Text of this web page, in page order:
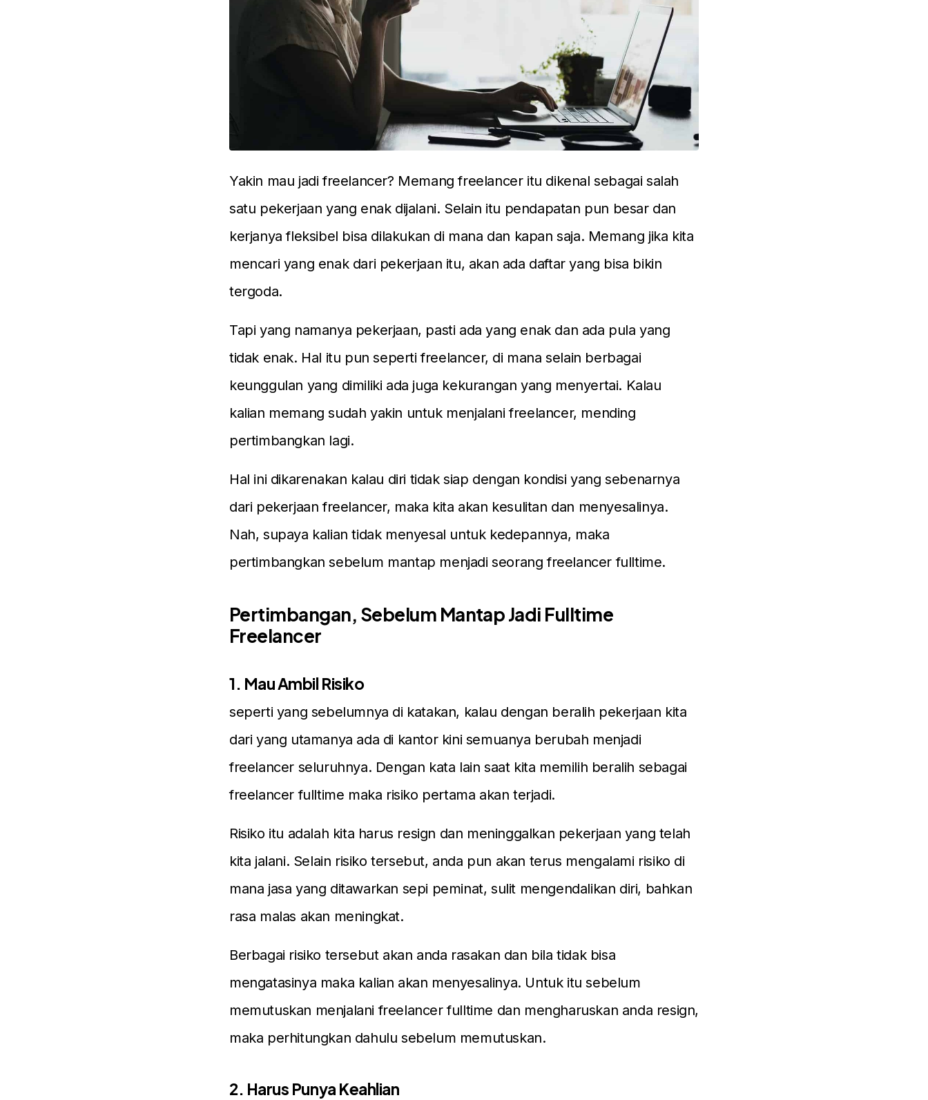
Yakin mau jadi freelancer? Memang freelancer itu dikenal sebagai salah
satu pekerjaan yang enak dijalani. Selain itu pendapatan pun besar dan
kerjanya fleksibel bisa dilakukan di mana dan kapan saja. Memang jika kita
mencari yang enak dari pekerjaan itu, akan ada daftar yang bisa bikin
tergoda.
Tapi yang namanya pekerjaan, pasti ada yang enak dan ada pula yang
tidak enak. Hal itu pun seperti freelancer, di mana selain berbagai
keunggulan yang dimiliki ada juga kekurangan yang menyertai. Kalau
kalian memang sudah yakin untuk menjalani freelancer, mending
pertimbangkan lagi.
Hal ini dikarenakan kalau diri tidak siap dengan kondisi yang sebenarnya
dari pekerjaan freelancer, maka kita akan kesulitan dan menyesalinya.
Nah, supaya kalian tidak menyesal untuk kedepannya, maka
pertimbangkan sebelum mantap menjadi seorang freelancer fulltime.
Pertimbangan, Sebelum Mantap Jadi Fulltime
Freelancer
1. Mau Ambil Risiko
seperti yang sebelumnya di katakan, kalau dengan beralih pekerjaan kita
dari yang utamanya ada di kantor kini semuanya berubah menjadi
freelancer seluruhnya. Dengan kata lain saat kita memilih beralih sebagai
freelancer fulltime maka risiko pertama akan terjadi.
Risiko itu adalah kita harus resign dan meninggalkan pekerjaan yang telah
kita jalani. Selain risiko tersebut, anda pun akan terus mengalami risiko di
mana jasa yang ditawarkan sepi peminat, sulit mengendalikan diri, bahkan
rasa malas akan meningkat.
Berbagai risiko tersebut akan anda rasakan dan bila tidak bisa
mengatasinya maka kalian akan menyesalinya. Untuk itu sebelum
memutuskan menjalani freelancer fulltime dan mengharuskan anda resign,
maka perhitungkan dahulu sebelum memutuskan.
2. Harus Punya Keahlian